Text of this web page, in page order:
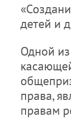
детей и
Одной
права,
правам